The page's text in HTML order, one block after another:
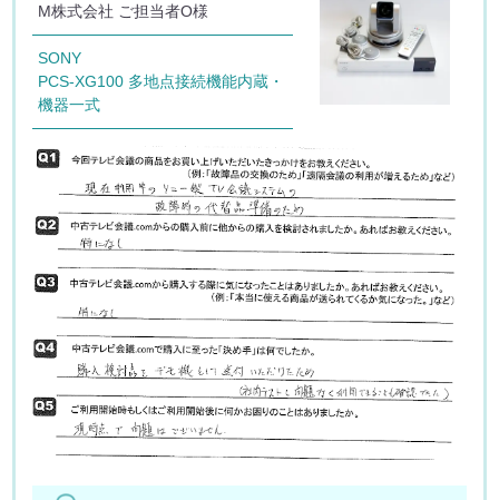
M株式会社 ご担当者O様
SONY
PCS-XG100 多地点接続機能内蔵・
機器一式